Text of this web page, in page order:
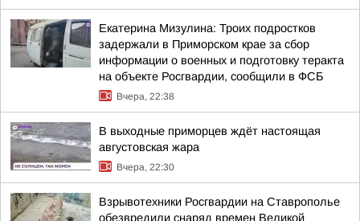
Екатерина Мизулина: Троих подростков
задержали в Приморском крае за сбор
информации о военных и подготовку теракта
на объекте Росгвардии, сообщили в ФСБ
Вчера, 22:38
В выходные приморцев ждёт настоящая
августовская жара
Вчера, 22:30
Взрывотехники Росгвардии на Ставрополье
обезвредили снаряд времен Великой